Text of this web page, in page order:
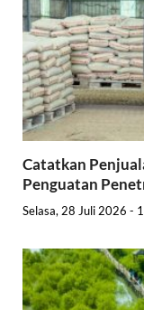
Catatkan
Penguatan
Selasa, 28 Juli 2026 -